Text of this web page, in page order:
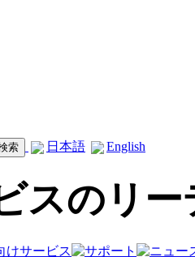
日本語 English
スのリ